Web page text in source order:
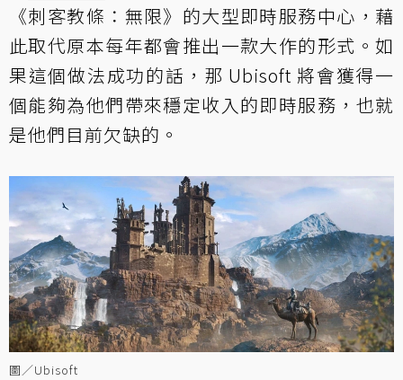
《刺客教條：無限》的大型即時服務中心，藉
此取代原本每年都會推出一款大作的形式。如
果這個做法成功的話，那 Ubisoft 將會獲得一
個能夠為他們帶來穩定收入的即時服務，也就
是他們目前欠缺的。
圖／Ubisoft